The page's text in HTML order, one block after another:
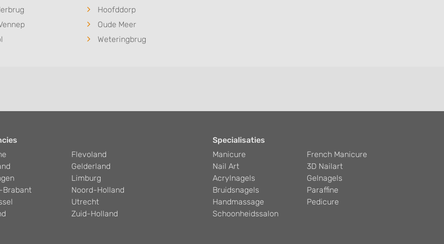
Hoofddorp
Oude Meer
Weteringbrug
Flevoland
Gelderland
Limburg
Brabant
Noord-Holland
Utrecht
Zuid-Holland
Specialisaties
Manicure
French Manicure
Nail Art
3D Nailart
Acrylnagels
Gelnagels
Bruidsnagels
Paraffine
Handmassage
Pedicure
Schoonheidssalon